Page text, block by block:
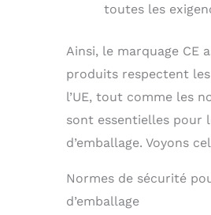
toutes les
Ainsi, le marquage CE
produits respectent
l’UE, tout comme les
sont essentielles pour
d’emballage. Voyons
Normes de sécurité
d’emballage